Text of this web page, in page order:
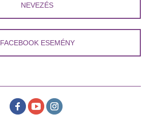
NEVEZÉS
FACEBOOK ESEMÉNY